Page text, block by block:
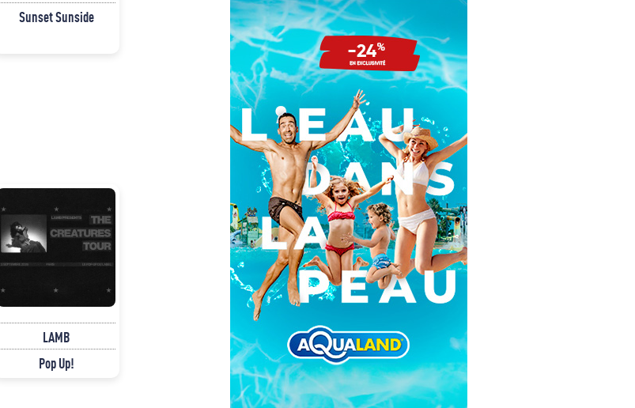
Sunset Sunside
LAMB
Pop Up!